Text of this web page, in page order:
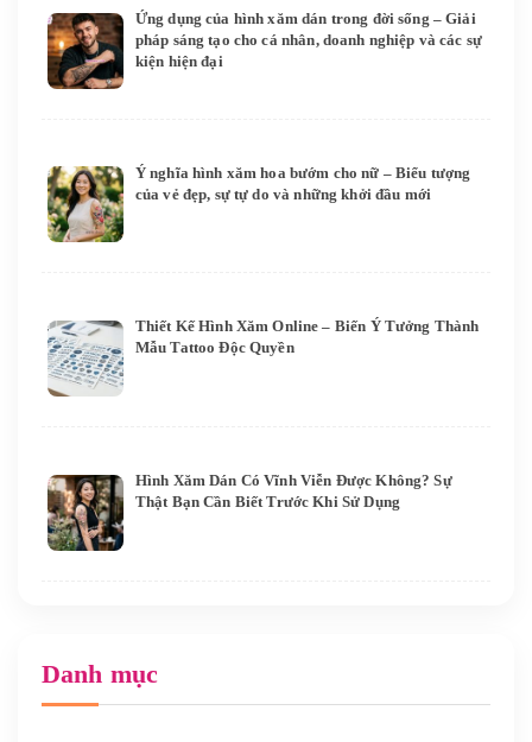
Ứng dụng của hình xăm dán trong đời sống – Giải
pháp sáng tạo cho cá nhân, doanh nghiệp và các sự
kiện hiện đại
Ý nghĩa hình xăm hoa bướm cho nữ – Biểu tượng
của vẻ đẹp, sự tự do và những khởi đầu mới
Thiết Kế Hình Xăm Online – Biến Ý Tưởng Thành
Mẫu Tattoo Độc Quyền
Hình Xăm Dán Có Vĩnh Viễn Được Không? Sự
Thật Bạn Cần Biết Trước Khi Sử Dụng
Danh mục